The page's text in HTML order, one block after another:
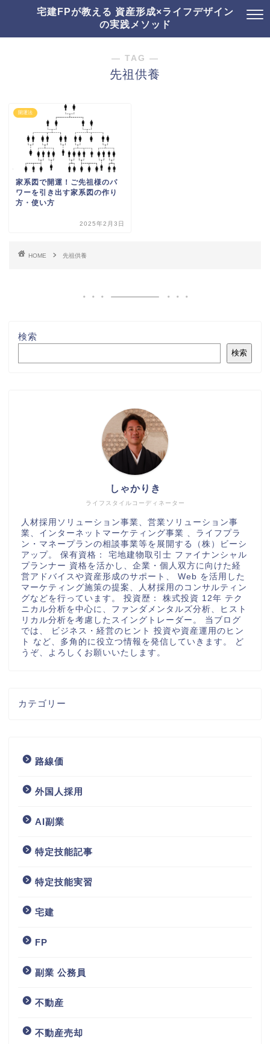
宅建FPが教える 資産形成×ライフデザイン
の実践メソッド
― TAG ―
先祖供養
開運法
家系図で開運！ご先祖様のパ
ワーを引き出す家系図の作り
方・使い方
2025年2月3日
HOME 先祖供養
検索
検索
ライフスタイルコーディネーター
しゃかりき
人材採用ソリューション事業、営業ソリューション事
業、インターネットマーケティング事業 、ライフプラ
ン・マネープランの相談事業等を展開する（株）ビーシ
アップ。 保有資格： 宅地建物取引士 ファイナンシャル
プランナー 資格を活かし、企業・個人双方に向けた経
営アドバイスや資産形成のサポート、 Web を活用した
マーケティング施策の提案、人材採用のコンサルティン
グなどを行っています。 投資歴： 株式投資 12年 テク
ニカル分析を中心に、ファンダメンタルズ分析、ヒスト
リカル分析を考慮したスイングトレーダー。 当ブログ
では、 ビジネス・経営のヒント 投資や資産運用のヒン
ト など、多角的に役立つ情報を発信していきます。 ど
うぞ、よろしくお願いいたします。
カテゴリー
路線価
外国人採用
AI副業
特定技能記事
特定技能実習
宅建
FP
副業 公務員
不動産
不動産売却